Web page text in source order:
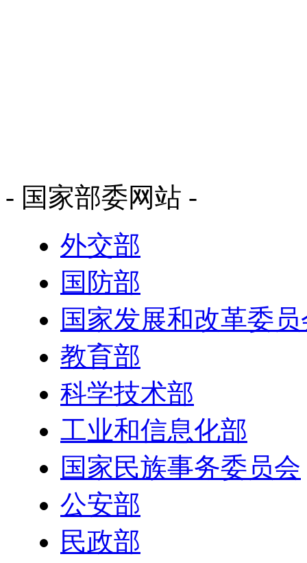
- 国家部委网站 -
外交部
国防部
国家发展和改革委
教育部
科学技术部
工业和信息化部
国家民族事务委员会
公安部
民政部